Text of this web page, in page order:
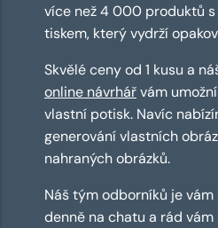
více než 4 000 produktů
tiskem, který vydrží
Skvělé ceny od 1 kusu a
online návrhářvám
vlastní potisk. Navíc
generování vlastních
nahraných obrázků.
Náš tým odborníků je
denně na chatu a rád